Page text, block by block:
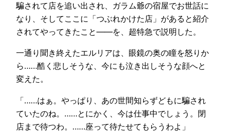
騙されて店を追い出され、ガラム爺の宿屋でお世話に
なり、そしてここに「つぶれかけた店」があると紹介
されてやってきたこと——を、超特急で説明した。
一通り聞き終えたエルリアは、眼鏡の奥の瞳を怒りか
ら……酷く悲しそうな、今にも泣き出しそうな顔へと
変えた。
「……はぁ。やっぱり、あの世間知らずどもに騙され
ていたのね。……とにかく、今は仕事中でしょう。閉
店まで待つわ。……座って待たせてもらうわよ」